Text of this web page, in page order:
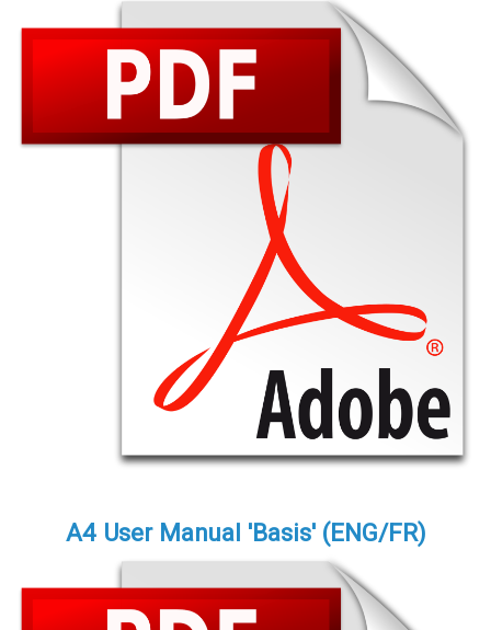
A4 User Manual 'Basis' (ENG/FR)